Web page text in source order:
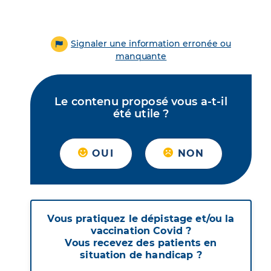
Signaler une information erronée ou
manquante
Le contenu proposé vous a-t-il
été utile ?
OUI NON
Vous pratiquez le dépistage et/ou la
vaccination Covid ?
Vous recevez des patients en
situation de handicap ?